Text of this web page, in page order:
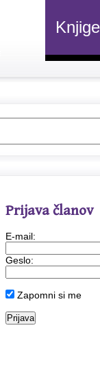
Knjige
Prijava članov
E-mail:
Geslo:
Zapomni si me